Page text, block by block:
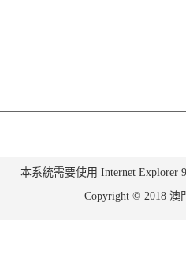
本系統需要使用 Internet Explorer
Copyright © 2018 澳